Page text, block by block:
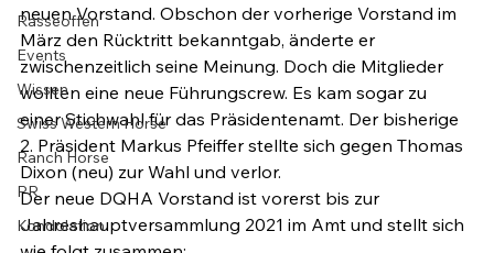
Rasseoffen
Events
Wissen
Swiss Western Horse
Ranch Horse
PR
Kondolation
neuen Vorstand. Obschon der vorherige Vorstand im
März den Rücktritt bekanntgab, änderte er
zwischenzeitlich seine Meinung. Doch die Mitglieder
wollten eine neue Führungscrew. Es kam sogar zu
einer Stichwahl für das Präsidentenamt. Der bisherige
2. Präsident Markus Pfeiffer stellte sich gegen Thomas
Dixon (neu) zur Wahl und verlor.
Der neue DQHA Vorstand ist vorerst bis zur
Jahreshauptversammlung 2021 im Amt und stellt sich